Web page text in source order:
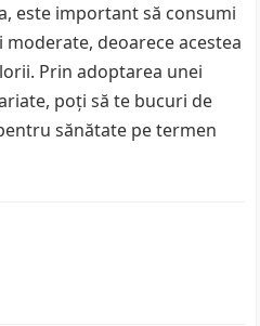
este important să consumi
deoarece acestea
Prin adoptarea unei
poți să te bucuri de
sănătate pe termen